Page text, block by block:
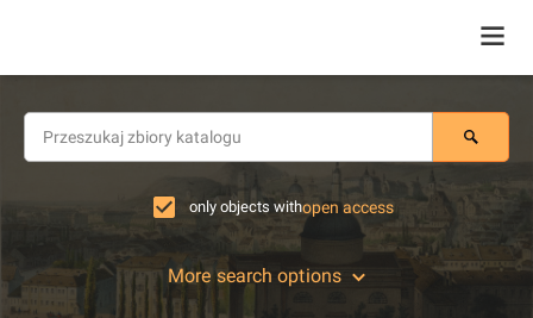
only objects withopen access
More search options